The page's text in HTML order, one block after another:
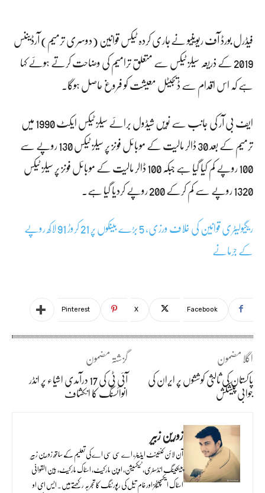
فیڈرل بورڈ آف ریوینیو نےجاری کردہ ٹیکس قوانین (دوسری ترمیم) آرڈیننس
2019 کے ذریعہ سیلز ٹیکس سے متعلق ترامیم کی وضاحت کرتے ہوئے کہا
ہے کہ اس اقدام سے ڈیجیٹل معیشت کو فروغ حاصل ہوگا۔
ایف بی آر کی جانب سے نویں شیڈول برائے سیلز ٹیکس ایکٹ 1990 میں
ترمیم کے بعد 30 ڈالر مالیت کے موبائل فونز پر سیلز ٹیکس 130 روپے سے
100 روپے کم کیا گیا ہے جبکہ 100 ڈالر مالیت کے موبائل فونز پر سیلز ٹیکس
1320 روپے سے کم کرکے 200 روپے کردیا گیا ہے۔
ریگیولیٹری قوانین کی خلاف ورزی، 5 بڑے بینکوں پر 21 کروڑ 91 لاکھ روپے
کے جرمانے
Facebook
X
Pinterest
گزشتہ مضمون
آئی ٹی کی 17 درآمدی اشیاء پر انڈر
انوائسنگ کا انکشاف
اگلا مضمون
پاکستان کی ثالثی کوششوں پر ایران کی
جوابی پیشکش
زورین زبیر
آن لائن کنٹینٹ ایڈیٹر، اے سی سی اے کی تعلیم کے ساتھ زورین زبیر
بینکینگ انڈسٹری، ٹیکسیشن، اوپن مارکیٹ، اسٹاک مارکیٹ، بین القوانی
اسٹاک ایکسچینجز اور خام تیل کی رپورٹنگ کا تجربہ رکھتے ہیں۔ ایس ای او